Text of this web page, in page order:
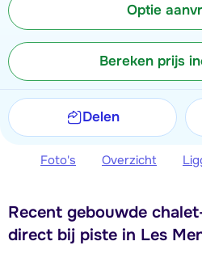
Optie
Bereken prijs
Delen
Foto's Overzicht
Recent gebouwde
direct bij piste in Les